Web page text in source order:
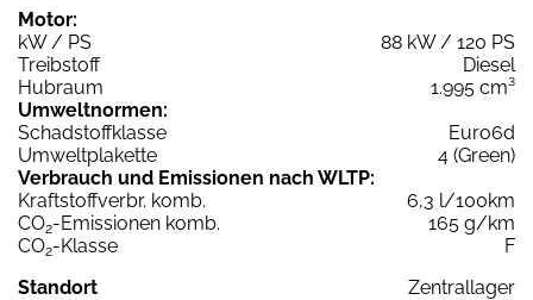
Motor:
kW / PS
88 kW / 120 PS
Treibstoff
Diesel
Hubraum
1.995 cm³
Umweltnormen:
Schadstoffklasse
Euro6d
Umweltplakette
4 (Green)
Verbrauch und Emissionen nach WLTP:
Kraftstoffverbr. komb.
6,3 l/100km
CO2-Emissionen komb.
165 g/km
CO2-Klasse
F
Standort
Zentrallager